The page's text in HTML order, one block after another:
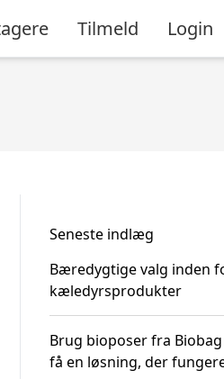
Tilmeld Login
Seneste indlæg
Bæredygtige valg inden
kæledyrsprodukter
Brug bioposer fra
få en løsning, der